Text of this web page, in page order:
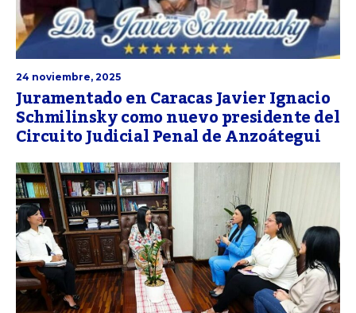
24 noviembre, 2025
Juramentado en Caracas Javier Ignacio
Schmilinsky como nuevo presidente del
Circuito Judicial Penal de Anzoátegui